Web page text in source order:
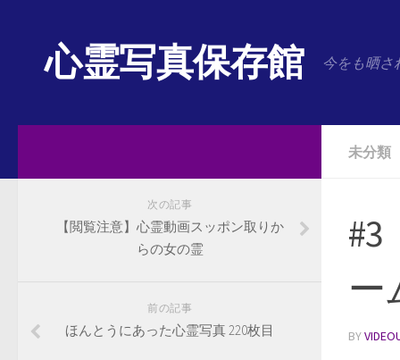
心霊写真保存館 今をも晒さ
未分類
#3
ー
BY
次の記事
【閲覧注意】心霊動画スッポン取りか
らの女の霊
前の記事
ほんとうにあった心霊写真 220枚目